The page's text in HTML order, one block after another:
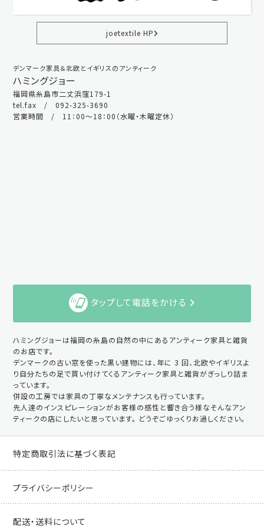
joetextile HP
デンマーク家具＆北欧とイギリスのアンティーク
ハミングジョー
福岡県糸島市二丈浜窪179-1
tel.fax / 092-325-3690
営業時間 / 11：00～18：00（水曜・木曜定休）
タップして電話をかける
ハミングジョーは福岡の糸島の自然の中にあるアンティーク家具と雑貨
のお店です。
デンマークの古い窓を使った黒い建物には、年に 3 回、北欧やイギリスよ
り自分たちの足で買い付けてくるアンティーク家具と雑貨がぎっしり詰ま
っています。
併設の工房では家具の丁寧なメンテナンスも行っています。
先人達のインスピレーションがお客様の感性と響き合う様なそんなアン
ティークの店にしたいと思っています。 どうぞごゆっくりお過しください。
特定商取引法に基づく表記
プライバシーポリシー
配送・送料について